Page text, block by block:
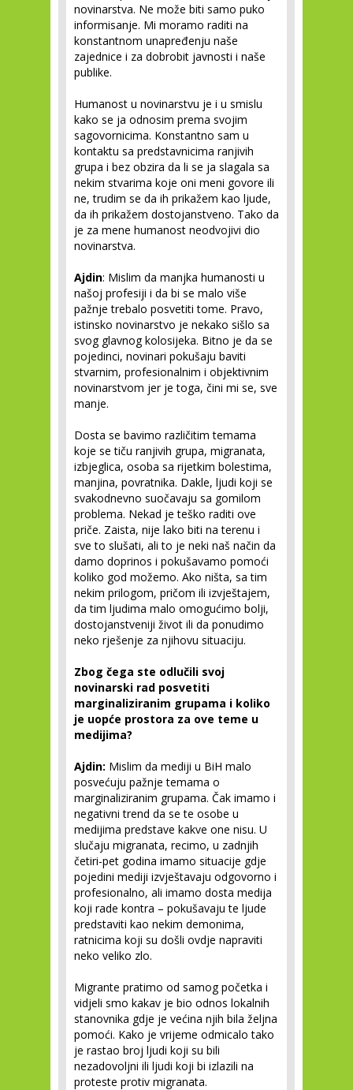
novinarstva. Ne može biti samo puko
informisanje. Mi moramo raditi na
konstantnom unapređenju naše
zajednice i za dobrobit javnosti i naše
publike.
Humanost u novinarstvu je i u smislu
kako se ja odnosim prema svojim
sagovornicima. Konstantno sam u
kontaktu sa predstavnicima ranjivih
grupa i bez obzira da li se ja slagala sa
nekim stvarima koje oni meni govore ili
ne, trudim se da ih prikažem kao ljude,
da ih prikažem dostojanstveno. Tako da
je za mene humanost neodvojivi dio
novinarstva.
Ajdin: Mislim da manjka humanosti u
našoj profesiji i da bi se malo više
pažnje trebalo posvetiti tome. Pravo,
istinsko novinarstvo je nekako sišlo sa
svog glavnog kolosijeka. Bitno je da se
pojedinci, novinari pokušaju baviti
stvarnim, profesionalnim i objektivnim
novinarstvom jer je toga, čini mi se, sve
manje.
Dosta se bavimo različitim temama
koje se tiču ranjivih grupa, migranata,
izbjeglica, osoba sa rijetkim bolestima,
manjina, povratnika. Dakle, ljudi koji se
svakodnevno suočavaju sa gomilom
problema. Nekad je teško raditi ove
priče. Zaista, nije lako biti na terenu i
sve to slušati, ali to je neki naš način da
damo doprinos i pokušavamo pomoći
koliko god možemo. Ako ništa, sa tim
nekim prilogom, pričom ili izvještajem,
da tim ljudima malo omogućimo bolji,
dostojanstveniji život ili da ponudimo
neko rješenje za njihovu situaciju.
Zbog čega ste odlučili svoj
novinarski rad posvetiti
marginaliziranim grupama i koliko
je uopće prostora za ove teme u
medijima?
Ajdin: Mislim da mediji u BiH malo
posvećuju pažnje temama o
marginaliziranim grupama. Čak imamo i
negativni trend da se te osobe u
medijima predstave kakve one nisu. U
slučaju migranata, recimo, u zadnjih
četiri-pet godina imamo situacije gdje
pojedini mediji izvještavaju odgovorno i
profesionalno, ali imamo dosta medija
koji rade kontra – pokušavaju te ljude
predstaviti kao nekim demonima,
ratnicima koji su došli ovdje napraviti
neko veliko zlo.
Migrante pratimo od samog početka i
vidjeli smo kakav je bio odnos lokalnih
stanovnika gdje je većina njih bila željna
pomoći. Kako je vrijeme odmicalo tako
je rastao broj ljudi koji su bili
nezadovoljni ili ljudi koji bi izlazili na
proteste protiv migranata.